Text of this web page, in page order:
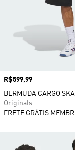
Preço
R$599,99
BERMUDA CARGO
Originals
FRETE GRÁTIS